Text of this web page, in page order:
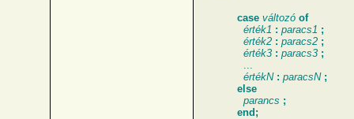
case változó of
érték1 : paracs1 ;
érték2: paracs2;
érték3: paracs3;
...
értékN: paracsN;
else
parancs ;
end;